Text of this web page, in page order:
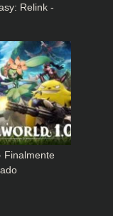
Relink -
Finalmente